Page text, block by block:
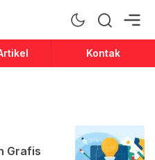
Kontak
Grafis